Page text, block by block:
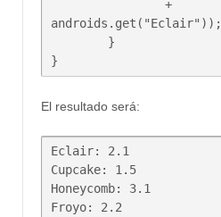
androids.get("Eclair"));
El resultado será:
Eclair: 2.1
Cupcake: 1.5
Honeycomb: 3.1
Froyo: 2.2